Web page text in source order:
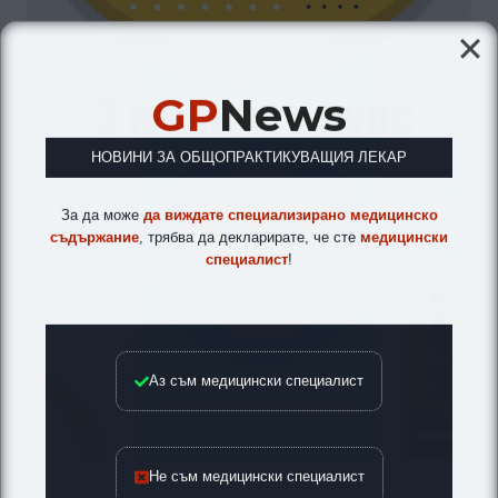
GPNews
НОВИНИ ЗА ОБЩОПРАКТИКУВАЩИЯ ЛЕКАР
За да може да виждате специализирано медицинско
съдържание , трябва да декларирате, че сте медицински
специалист!
Аз съм медицински специалист
Не съм медицински специалист